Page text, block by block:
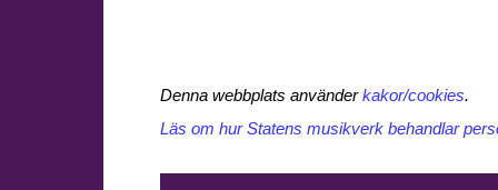
Denna webbplats använderkakor/cookies.
Läs om hur Statens musikverk behandlar